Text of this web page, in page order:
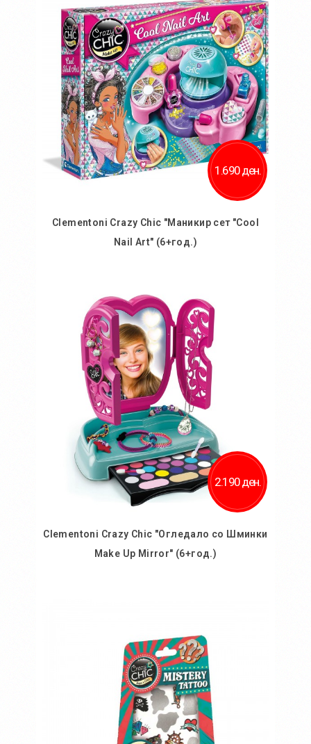
Додај во желби
Додај за споредба
1.690 ден.
Clementoni Crazy Chic "Маникир сет "Cool
Nail Art" (6+год.)
Додај во желби
Додај за споредба
2.190 ден.
Clementoni Crazy Chic "Огледало со Шминки
Make Up Mirror" (6+год.)
Додај за споредба